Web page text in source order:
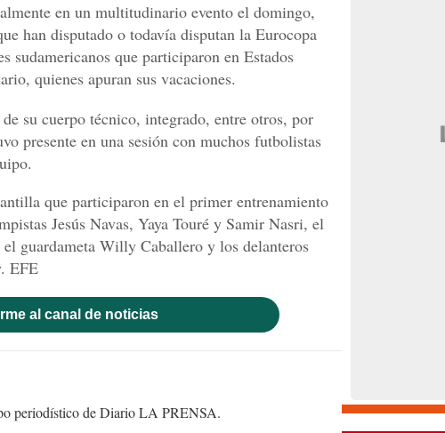
en un multitudinario evento el domingo,
han disputado o todavía disputan la Eurocopa
sudamericanos que participaron en Estados
quienes apuran sus vacaciones.
su cuerpo técnico, integrado, entre otros, por
presente en una sesión con muchos futbolistas
que participaron en el primer entrenamiento
Jesús Navas, Yaya Touré y Samir Nasri, el
guardameta Willy Caballero y los delanteros
EFE
al canal de noticias
periodístico de Diario LA PRENSA.